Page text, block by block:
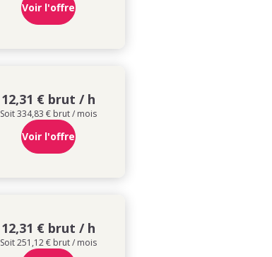
Voir l'offre
12,31 € brut / h
Soit 334,83 € brut / mois
Voir l'offre
12,31 € brut / h
Soit 251,12 € brut / mois